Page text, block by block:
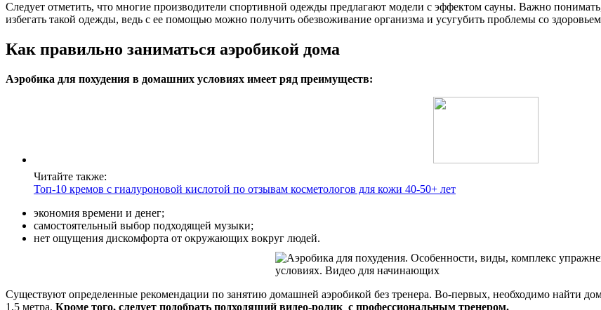
Следует отметить, что многие производители спортивной одежды предлагают модели с эффектом сауны. Важно
избегать такой одежды, ведь с ее помощью можно получить обезвоживание организма и усугубить проблемы со
Как правильно заниматься аэробикой дома
Аэробика для похудения в домашних условиях имеет ряд преимуществ:
Читайте также:
Топ-10 кремов с гиалуроновой кислотой по отзывам косметологов для кожи 40-50+ лет
экономия времени и денег;
самостоятельный выбор подходящей музыки;
нет ощущения дискомфорта от окружающих вокруг людей.
Существуют определенные рекомендации по занятию домашней аэробикой без тренера. Во-первых, необходимо найти
1,5 метра. Кроме того, следует подобрать подходящий видео-ролик с профессиональным тренером.